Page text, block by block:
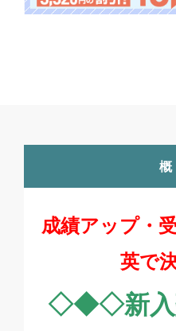
成績アップ・
英で
◇◆◇新入